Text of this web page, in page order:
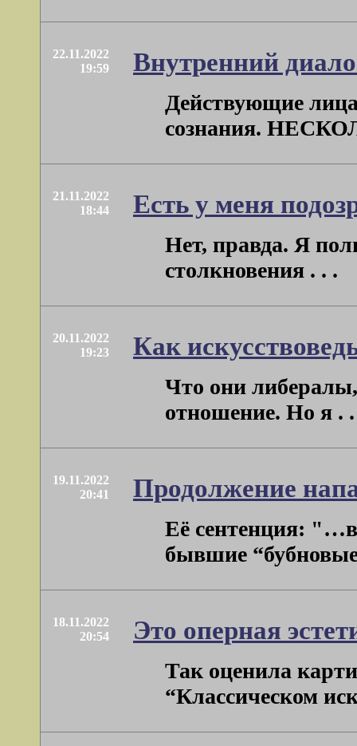
22.11.2022
19:59
Внутренний
Действующие
сознания.
21.11.2022
18:44
Есть у меня
Нет, правда. Я
столкновения . . .
20.11.2022
19:23
Как
Что они
отношение. Но я .
19.11.2022
20:41
Продолжение
Её сентенция: "…в
бывшие
18.11.2022
20:54
Это оперная
Так оценила
“Классическом